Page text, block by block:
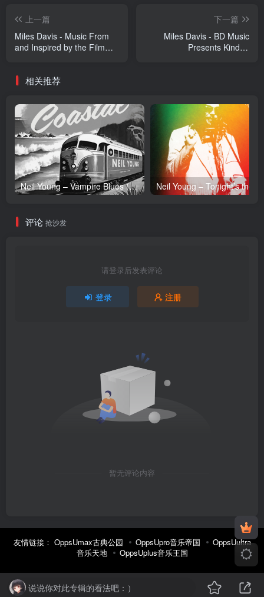
上一篇
Miles Davis - Music From
and Inspired by the Film
【24bit／44.1kHz】土耳其
下一篇
Miles Davis - BD Music
Presents Kind of
相关推荐
Neil Young – Vampire Blues (Live) – Single(054391239303)【24bit／96.0kHz】土耳其区
评论 抢沙发
请登录后发表评论
登录 注册
暂无评论内容
友情链接： OppsUmax古典公园 OppsUpro音乐帝国
OppsUultra
音乐天地
OppsUplus音乐王国
说说你对此专辑的看法吧：）